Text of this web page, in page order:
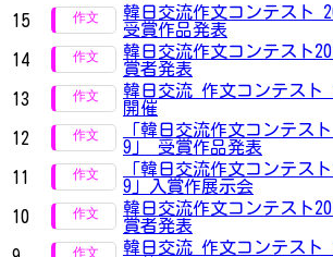
15
韓日交流作文コンテスト
受賞作品発表
14
韓日交流作文コンテスト
賞者発表
13
韓日交流 作文コンテスト
開催
12
「韓日交流作文コンテス
9」 受賞作品発表
11
「韓日交流作文コンテスト
9」入賞作展示会
10
韓日交流作文コンテスト
賞者発表
韓日交流 作文コンテスト